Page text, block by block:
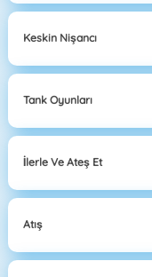
Keskin Nişancı
Tank Oyunları
İlerle Ve Ateş Et
Atış